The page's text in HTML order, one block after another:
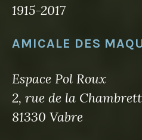
1915-2017
AMICALE DES
Espace Pol Roux
2, rue de la
81330 Vabre